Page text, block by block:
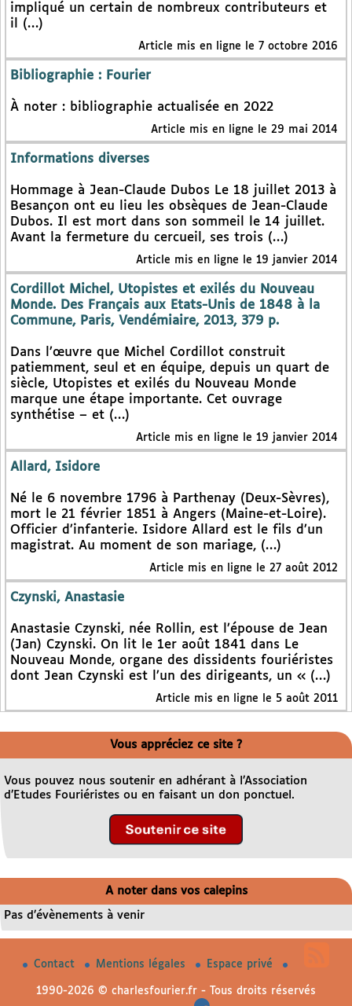
impliqué un certain de nombreux contributeurs et
il (…)
Article mis en ligne le 7 octobre 2016
Bibliographie : Fourier
À noter : bibliographie actualisée en 2022
Article mis en ligne le 29 mai 2014
Informations diverses
Hommage à Jean-Claude Dubos Le 18 juillet 2013 à
Besançon ont eu lieu les obsèques de Jean-Claude
Dubos. Il est mort dans son sommeil le 14 juillet.
Avant la fermeture du cercueil, ses trois (…)
Article mis en ligne le 19 janvier 2014
Cordillot Michel, Utopistes et exilés du Nouveau
Monde. Des Français aux Etats-Unis de 1848 à la
Commune, Paris, Vendémiaire, 2013, 379 p.
Dans l’œuvre que Michel Cordillot construit
patiemment, seul et en équipe, depuis un quart de
siècle, Utopistes et exilés du Nouveau Monde
marque une étape importante. Cet ouvrage
synthétise – et (…)
Article mis en ligne le 19 janvier 2014
Allard, Isidore
Né le 6 novembre 1796 à Parthenay (Deux-Sèvres),
mort le 21 février 1851 à Angers (Maine-et-Loire).
Officier d’infanterie. Isidore Allard est le fils d’un
magistrat. Au moment de son mariage, (…)
Article mis en ligne le 27 août 2012
Czynski, Anastasie
Anastasie Czynski, née Rollin, est l’épouse de Jean
(Jan) Czynski. On lit le 1er août 1841 dans Le
Nouveau Monde, organe des dissidents fouriéristes
dont Jean Czynski est l’un des dirigeants, un « (…)
Article mis en ligne le 5 août 2011
Vous appréciez ce site ?
Vous pouvez nous soutenir en adhérant à l’Association
d’Etudes Fouriéristes ou en faisant un don ponctuel.
A noter dans vos calepins
Pas d’évènements à venir
Contact Mentions légales Espace privé
1990-2026 © charlesfourier.fr - Tous droits réservés